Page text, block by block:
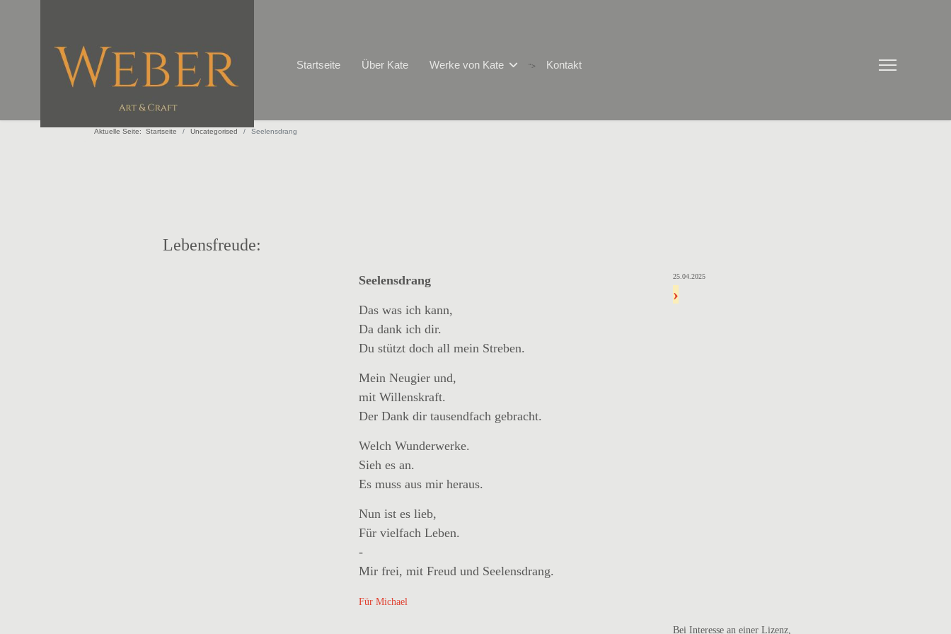
Startseite Über Kate Werke von Kate "> Kontakt
Aktuelle Seite: Startseite Uncategorised Seelensdrang
Lebensfreude:
Seelensdrang
Das was ich kann,
Da dank ich dir.
Du stützt doch all mein Streben.
Mein Neugier und,
mit Willenskraft.
Der Dank dir tausendfach gebracht.
Welch Wunderwerke.
Sieh es an.
Es muss aus mir heraus.
Nun ist es lieb,
Für vielfach Leben.
-
Mir frei, mit Freud und Seelensdrang.
25.04.2025
›
Für Michael
Bei Interesse an einer Lizenz,